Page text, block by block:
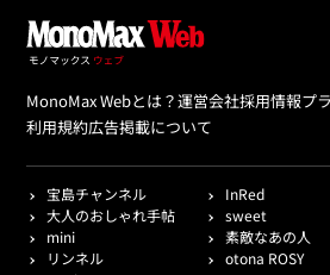
MonoMax Webとは？運営会社採用情報プ
利用規約広告掲載について
宝島チャンネル
InRed
大人のおしゃれ手帖
sweet
mini
素敵なあの人
リンネル
otona ROSY